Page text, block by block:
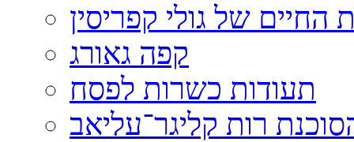
החיים של גולי קפריסין
קפה גאורג
תעודות כשרות לפסח
רות קליגר־עליאב